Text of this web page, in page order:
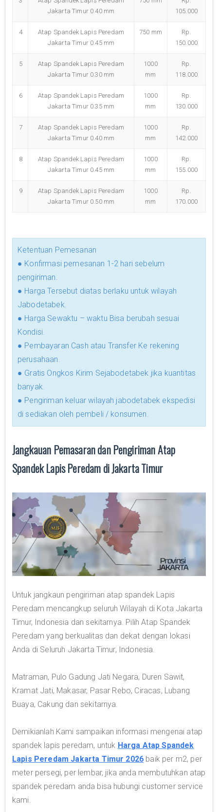
Jakarta Timur 0.40 mm
105.000
4
Atap Spandek Lapis Peredam
Jakarta Timur 0.45 mm
750 mm
Rp.
150.000
5
Atap Spandek Lapis Peredam
Jakarta Timur 0.30 mm
1000
mm
Rp.
118.000
6
Atap Spandek Lapis Peredam
Jakarta Timur 0.35 mm
1000
mm
Rp.
130.000
7
Atap Spandek Lapis Peredam
Jakarta Timur 0.40 mm
1000
mm
Rp.
142.000
8
Atap Spandek Lapis Peredam
Jakarta Timur 0.45 mm
1000
mm
Rp.
155.000
9
Atap Spandek Lapis Peredam
Jakarta Timur 0.50 mm
1000
mm
Rp.
170.000
Ketentuan Pemesanan
● Konfirmasi pemesanan 1-2 hari sebelum
pengiriman.
● Harga Tersebut diatas berlaku untuk wilayah
Jabodetabek.
● Harga Sewaktu – waktu Bisa berubah sesuai
Kondisi.
● Pembayaran Cash atau Transfer Ke rekening
perusahaan.
● Gratis Ongkos Kirim Sejabodetabek jika kuantitas
banyak.
● Pengiriman keluar wilayah jabodetabek ekspedisi
di sediakan oleh pembeli / konsumen.
Jangkauan Pemasaran dan Pengiriman Atap
Spandek Lapis Peredam di Jakarta Timur
Untuk jangkaun pengiriman atap spandek Lapis
Peredam mencangkup seluruh Wilayah di Kota Jakarta
Timur, Indonesia dan sekitarnya. Pilih Atap Spandek
Peredam yang berkualitas dan dekat dengan lokasi
Anda di Seluruh Jakarta Timur, Indonesia.
Matraman, Pulo Gadung Jati Negara, Duren Sawit,
Kramat Jati, Makasar, Pasar Rebo, Ciracas, Lubang
Buaya, Cakung dan sekitarnya.
Demikianlah Kami sampaikan informasi mengenai atap
spandek lapis peredam, untuk Harga Atap Spandek
Lapis Peredam Jakarta Timur 2026 baik per m2, per
meter persegi, per lembar, jika anda membutuhkan atap
spandek peredam anda bisa hubungi customer service
kami.